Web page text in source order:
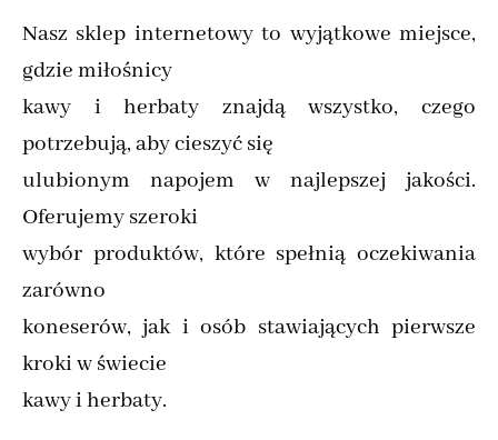
Nasz sklep internetowy to wyjątkowe miejsce,
gdzie miłośnicy
kawy i herbaty znajdą wszystko, czego
potrzebują, aby cieszyć się
ulubionym napojem w najlepszej jakości.
Oferujemy szeroki
wybór produktów, które spełnią oczekiwania
zarówno
koneserów, jak i osób stawiających pierwsze
kroki w świecie
kawy i herbaty.